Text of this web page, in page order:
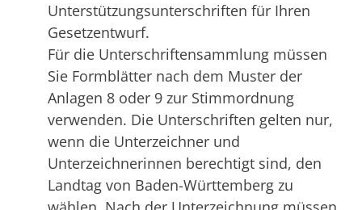
Unterstützungsunterschriften für Ihren
Gesetzentwurf.
Für die Unterschriftensammlung müssen
Sie Formblätter nach dem Muster der
Anlagen 8 oder 9 zur Stimmordnung
verwenden. Die Unterschriften gelten nur,
wenn die Unterzeichner und
Unterzeichnerinnen berechtigt sind, den
Landtag von Baden-Württemberg zu